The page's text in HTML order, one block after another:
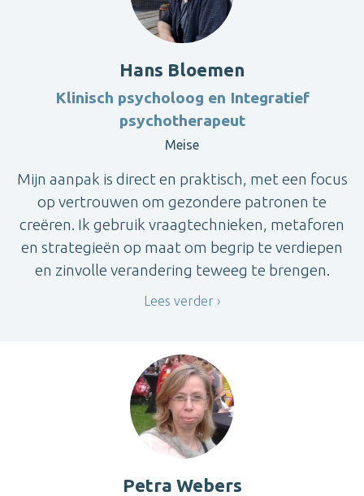
Hans Bloemen
Klinisch psycholoog en Integratief
psychotherapeut
Meise
Mijn aanpak is direct en praktisch, met een focus
op vertrouwen om gezondere patronen te
creëren. Ik gebruik vraagtechnieken, metaforen
en strategieën op maat om begrip te verdiepen
en zinvolle verandering teweeg te brengen.
Lees verder
Petra Webers